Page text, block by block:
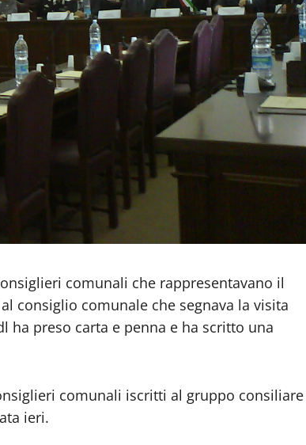
comunali che rappresentavano il
consiglio comunale che segnava la visita
ha preso carta e penna e ha scritto una
comunali iscritti al gruppo consiliare
ieri.